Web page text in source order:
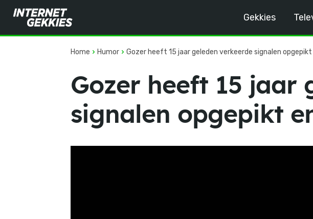
Gekkies
Home Humor Gozer heeft 15 jaar geleden verkeerde signalen opgepikt
Gozer heeft 15 jaar
signalen opgepikt